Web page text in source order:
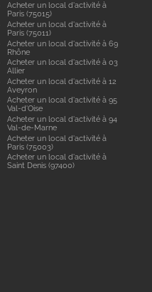
Acheter un local d'activité à
Paris (75015)
Acheter un local d'activité à
Paris (75011)
Acheter un local d'activité à 69
Rhône
Acheter un local d'activité à 03
Allier
Acheter un local d'activité à 12
Aveyron
Acheter un local d'activité à 95
Val-d'Oise
Acheter un local d'activité à 94
Val-de-Marne
Acheter un local d'activité à
Paris (75003)
Acheter un local d'activité à
Saint Denis (97400)